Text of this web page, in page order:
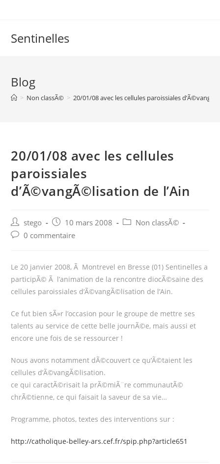
Sentinelles
Blog
> Non classÃ© > 20/01/08 avec les cellules paroissiales
20/01/08 avec les cellules
paroissiales
d’Ã©vangÃ©lisation de l’Ain
Post
author:
stego
Post
published:
10 mars 2008
PostNon classÃ©
Post0 commentaire
Le 20 janvier 2008, Ã Montrevel en Bresse (01) Sentinelles a
participÃ© Ã l’animation de la rencontre diocÃ©saine des
cellules paroissiales d’Ã©vangÃ©lisation de l’Ain.
Ce fut bien sÃ»r l’occasion pour le groupe de mettre ses
talents au service de cette belle journÃ©e, mais aussi et
encore une fois de se ressourcer !
Nous avons notamment dÃ©couvert ce qu’Ã©taient les
cellules d’Ã©vangÃ©lisation.
ce qui caractÃ©risait la prÃ©miÃ¨re communautÃ©
chrÃ©tienne, ce qui faisait la saveur de sa vie…
Programme, photos, textes des interventions sur :
http://catholique-belley-ars.cef.fr/spip.php?article651